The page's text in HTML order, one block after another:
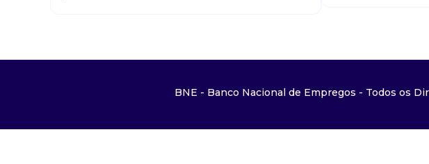
BNE - Banco Nacional de Empregos - Todos os